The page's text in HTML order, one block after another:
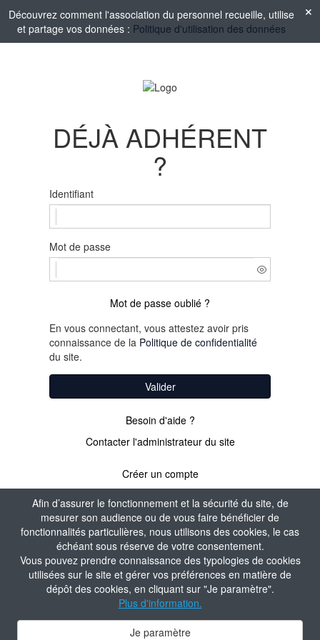
Afin d’assurer le fonctionnement et la sécurité du site, de
mesurer son audience ou de vous faire bénéficier de
fonctionnalités particulières, nous utilisons des cookies, le cas
échéant sous réserve de votre consentement.
Vous pouvez prendre connaissance des typologies de cookies
utilisées sur le site et gérer vos préférences en matière de
dépôt des cookies, en cliquant sur "Je paramètre".
Plus d'information.
Je paramètre
Découvrez comment l'association du personnel recueille, utilise
et partage vos données : Politique d'utilisation des données
DÉJÀ ADHÉRENT
?
Identifiant
Mot de passe
Mot de passe oublié ?
En vous connectant, vous attestez avoir pris
connaissance de la Politique de confidentialité
du site.
Valider
Besoin d'aide ?
Contacter l'administrateur du site
Créer un compte
PAS ENCORE
ADHÉRENT ?
Valider
Contacter l'administrateur du site